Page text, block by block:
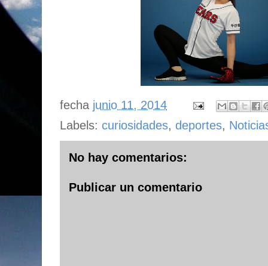
fecha junio 11, 2014
Labels: curiosidades, deportes,
No hay comentarios:
Publicar un comentario